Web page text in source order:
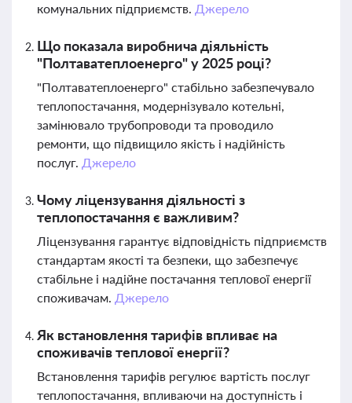
комунальних підприємств. Джерело
Що показала виробнича діяльність
"Полтаватеплоенерго" у 2025 році?
"Полтаватеплоенерго" стабільно забезпечувало
теплопостачання, модернізувало котельні,
замінювало трубопроводи та проводило
ремонти, що підвищило якість і надійність
послуг. Джерело
Чому ліцензування діяльності з
теплопостачання є важливим?
Ліцензування гарантує відповідність підприємств
стандартам якості та безпеки, що забезпечує
стабільне і надійне постачання теплової енергії
споживачам. Джерело
Як встановлення тарифів впливає на
споживачів теплової енергії?
Встановлення тарифів регулює вартість послуг
теплопостачання, впливаючи на доступність і